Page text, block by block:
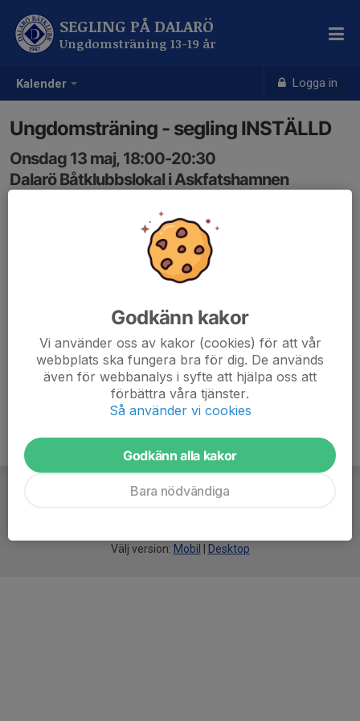
Kalender Logga in
SEGLING PÅ DALARÖ
Ungdomsträning 13-19 år
Ungdomsträning - segling INSTÄLLD
Onsdag 13 maj, 18:00-20:30
Dalarö Båtklubbslokal i Askfatshamnen
Samling: 18:00, Dalarö Båtklubbslokal
Bra att tänka på: flytväst, kläder efter väder, ombyte,
lämpliga skor, vattenflaska
Välj version: Mobil Desktop
Godkänn kakor
Vi använder oss av kakor (cookies) för att vår
webbplats ska fungera bra för dig. De används
även för webbanalys i syfte att hjälpa oss att
förbättra våra tjänster.
Så använder vi cookies
Godkänn alla kakor
Bara nödvändiga